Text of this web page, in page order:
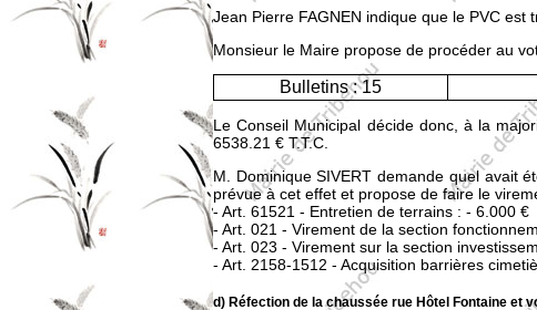
Jean Pierre FAGNEN indique que le PVC est
Monsieur le Maire propose de procéder au
Bulletins : 15
Le Conseil Municipal décide donc, à la
6538.21 € T.T.C.
M. Dominique SIVERT demande quel avait
prévue à cet effet et propose de faire le
- Art. 61521 - Entretien de terrains : - 6.000 €
- Art. 021 - Virement de la section
- Art. 023 - Virement sur la section
- Art. 2158-1512 - Acquisition barrières
d) Réfection de la chaussée rue Hôtel Fontaine et